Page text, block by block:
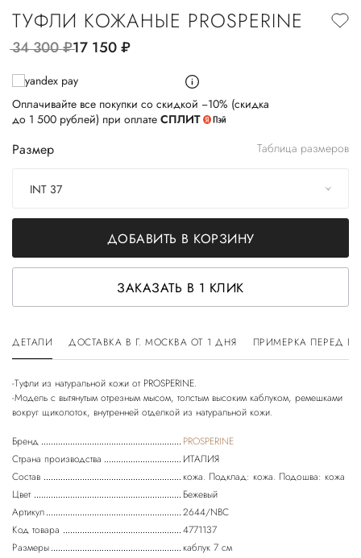
ТУФЛИ КОЖАНЫЕ PROSPERINE
34 300руб.17 150руб.
Оплачивайте все покупки со скидкой −10% (скидка
до 1 500 рублей) при оплате СПЛИТ
Размер Таблица размеров
INT 37
ДОБАВИТЬ В КОРЗИНУ
ЗАКАЗАТЬ В 1 КЛИК
ДЕТАЛИ ДОСТАВКА В Г. МОСКВА ОТ 1 ДНЯ ПРИМЕРКА ПЕРЕД
-Туфли из натуральной кожи от PROSPERINE.
-Модель с вытянутым отрезным мысом, толстым высоким каблуком, ремешками
Бренд
PROSPERINE
Страна производства
ИТАЛИЯ
Состав
кожа. Подклад: кожа. Подошва: кожа
Цвет
Бежевый
Артикул
2644/NBC
Код товара
4771137
Размеры
каблук 7 см